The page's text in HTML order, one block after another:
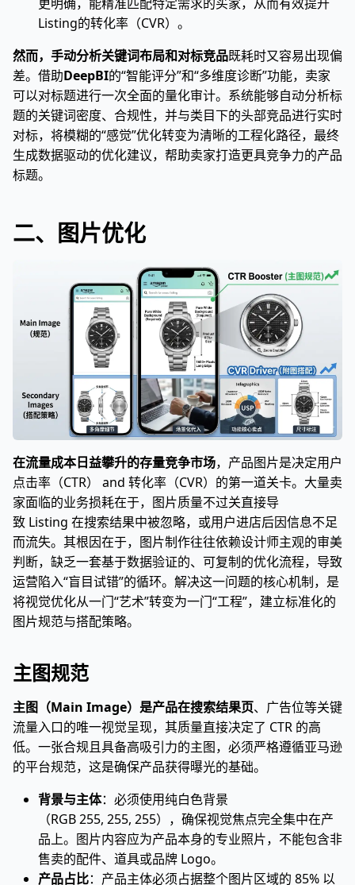
Listing的转化率（CVR）。
然而，手动分析关键词布局和对标竞品既耗时又容易出现偏
差。借助DeepBI的“智能评分”和“多维度诊断”功能，卖家
可以对标题进行一次全面的量化审计。系统能够自动分析标
题的关键词密度、合规性，并与类目下的头部竞品进行实时
对标，将模糊的“感觉”优化转变为清晰的工程化路径，最终
生成数据驱动的优化建议，帮助卖家打造更具竞争力的产品
标题。
二、图片优化
在流量成本日益攀升的存量竞争市场，产品图片是决定用户
点击率（CTR） and 转化率（CVR）的第一道关卡。大量卖
家面临的业务损耗在于，图片质量不过关直接导
致 Listing 在搜索结果中被忽略，或用户进店后因信息不足
而流失。其根因在于，图片制作往往依赖设计师主观的审美
判断，缺乏一套基于数据验证的、可复制的优化流程，导致
运营陷入“盲目试错”的循环。解决这一问题的核心机制，是
将视觉优化从一门“艺术”转变为一门“工程”，建立标准化的
图片规范与搭配策略。
主图规范
主图（Main Image）是产品在搜索结果页、广告位等关键
流量入口的唯一视觉呈现，其质量直接决定了 CTR 的高
低。一张合规且具备高吸引力的主图，必须严格遵循亚马逊
的平台规范，这是确保产品获得曝光的基础。
背景与主体：必须使用纯白色背景
（RGB 255, 255, 255），确保视觉焦点完全集中在产
品上。图片内容应为产品本身的专业照片，不能包含非
售卖的配件、道具或品牌 Logo。
产品占比：产品主体必须占据整个图片区域的 85% 以